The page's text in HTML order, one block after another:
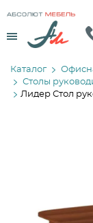
Menu
Каталог
Столы
Лидер Стол